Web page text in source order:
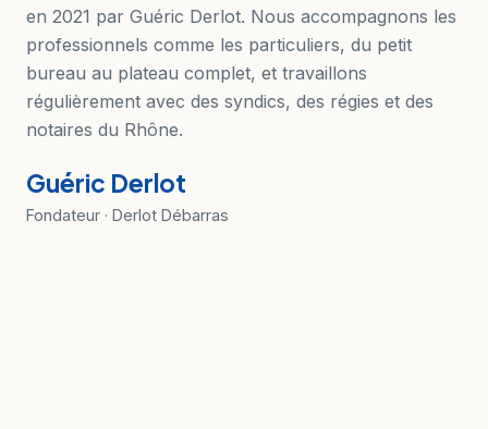
en 2021 par Guéric Derlot. Nous accompagnons les
professionnels comme les particuliers, du petit
bureau au plateau complet, et travaillons
régulièrement avec des syndics, des régies et des
notaires du Rhône.
Guéric Derlot
Fondateur · Derlot Débarras